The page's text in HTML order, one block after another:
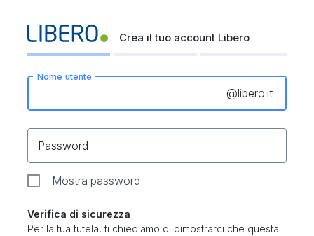
Crea il tuo account Libero
Nome utente
@libero.it
Password
Mostra password
Verifica di sicurezza
Per la tua tutela, ti chiediamo di dimostrarci che questa